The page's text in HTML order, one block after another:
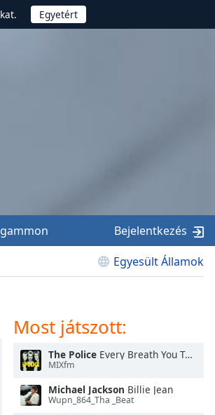
Egyesült Államok
Bejelentkezés
Most játszott:
The Police Every Breath You Take
MIXfm
Michael Jackson Billie Jean
Wupn_864_Tha _Beat